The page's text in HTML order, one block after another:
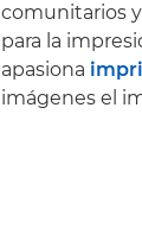
comunitarios
para la
apasiona
imágenes el